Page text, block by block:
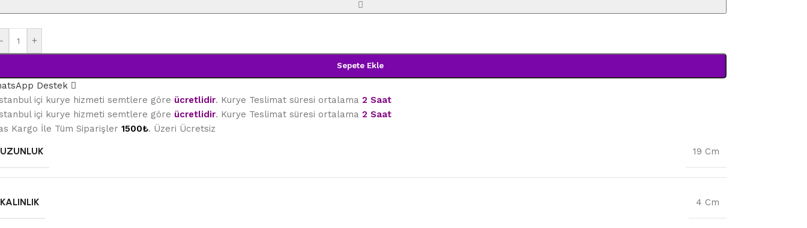
- +
Sepete Ekle
Destek
içi kurye hizmeti semtlere göre ücretlidir. Kurye Teslimat süresi ortalama 2 Saat
içi kurye hizmeti semtlere göre ücretlidir. Kurye Teslimat süresi ortalama 2 Saat
Kargo İle Tüm Siparişler 1500₺. Üzeri Ücretsiz
UZUNLUK 19 Cm
KALINLIK 4 Cm